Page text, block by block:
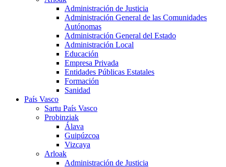
Administración de Justicia
Administración General de las Comunidades
Autónomas
Administración General del Estado
Administración Local
Educación
Empresa Privada
Entidades Públicas Estatales
Formación
Sanidad
País Vasco
Sartu País Vasco
Probinziak
Álava
Guipúzcoa
Vizcaya
Arloak
Administración de Justicia